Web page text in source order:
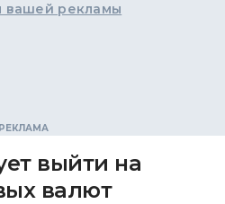
вашей рекламы
выйти на
валют